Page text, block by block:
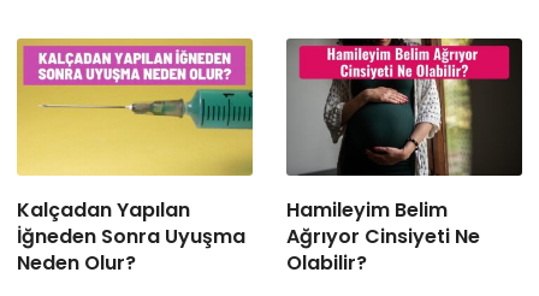
Kalçadan Yapılan
İğneden Sonra Uyuşma
Neden Olur?
Hamileyim Belim
Ağrıyor Cinsiyeti Ne
Olabilir?